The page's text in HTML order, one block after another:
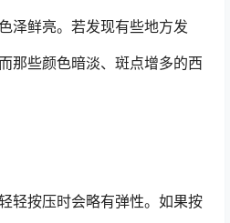
泽鲜亮。若发现有些地方发
那些颜色暗淡、斑点增多的西
轻按压时会略有弹性。如果按